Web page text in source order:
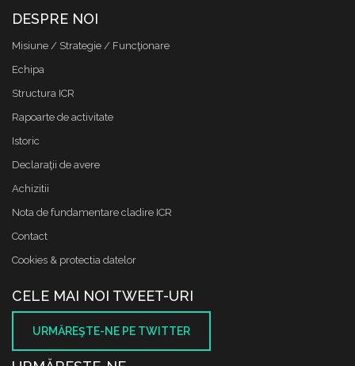
DESPRE NOI
Misiune / Strategie / Funcţionare
Echipa
Structura ICR
Rapoarte de activitate
Istoric
Declaraţii de avere
Achizitii
Nota de fundamentare cladire ICR
Contact
Cookies & protectia datelor
CELE MAI NOI TWEET-URI
URMĂREŞTE-NE PE TWITTER